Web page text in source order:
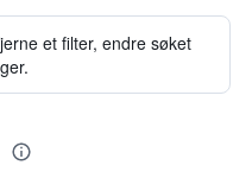
et filter, endre søket